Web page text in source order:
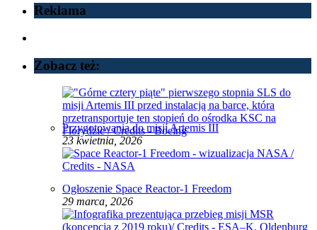
Reklama
Zobacz też:
Przygotowania do misji Artemis III
23 kwietnia, 2026
Ogłoszenie Space Reactor‑1 Freedom
29 marca, 2026